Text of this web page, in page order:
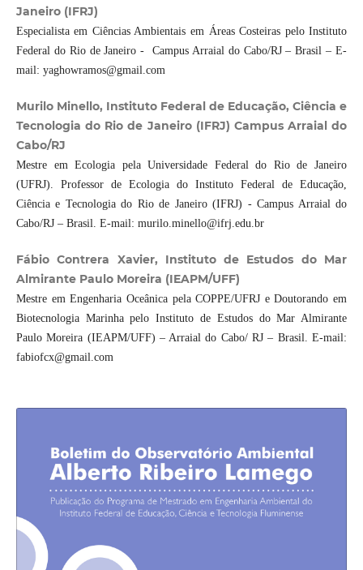
Janeiro (IFRJ)
Especialista em Ciências Ambientais em Áreas Costeiras pelo Instituto
Federal do Rio de Janeiro - Campus Arraial do Cabo/RJ – Brasil – E-
mail: yaghowramos@gmail.com
Murilo Minello, Instituto Federal de Educação, Ciência e
Tecnologia do Rio de Janeiro (IFRJ) Campus Arraial do
Cabo/RJ
Mestre em Ecologia pela Universidade Federal do Rio de Janeiro
(UFRJ). Professor de Ecologia do Instituto Federal de Educação,
Ciência e Tecnologia do Rio de Janeiro (IFRJ) - Campus Arraial do
Cabo/RJ – Brasil. E-mail: murilo.minello@ifrj.edu.br
Fábio Contrera Xavier, Instituto de Estudos do Mar
Almirante Paulo Moreira (IEAPM/UFF)
Mestre em Engenharia Oceânica pela COPPE/UFRJ e Doutorando em
Biotecnologia Marinha pelo Instituto de Estudos do Mar Almirante
Paulo Moreira (IEAPM/UFF) – Arraial do Cabo/ RJ – Brasil. E-mail:
fabiofcx@gmail.com